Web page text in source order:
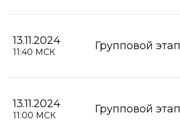
13.11.2024
11:40 МСК Групповой этап
13.11.2024
11:00 МСК Групповой этап